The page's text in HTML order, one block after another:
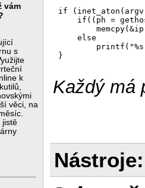
vám
s
k
věci, na
jistě
if
if((ph =
    else
Každý má
Nástroje: